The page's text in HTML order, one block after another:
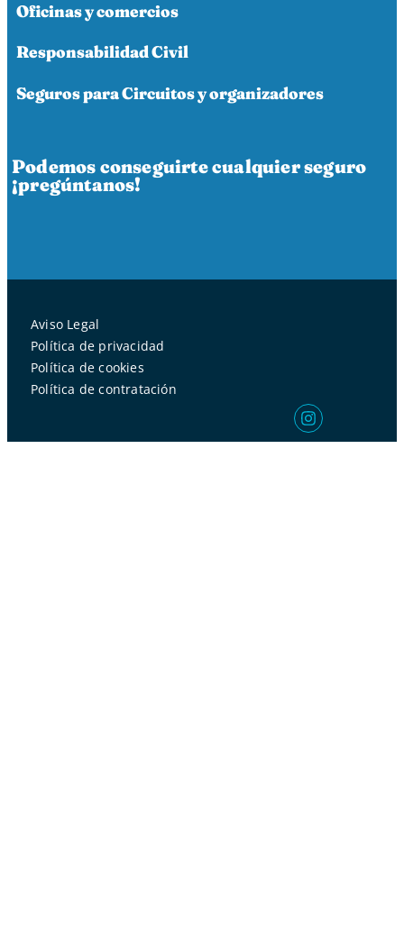
Oficinas y comercios
Responsabilidad Civil
Seguros para Circuitos y organizadores
Podemos conseguirte cualquier seguro
¡pregúntanos!
Aviso Legal
Política de privacidad
Política de cookies
Política de contratación